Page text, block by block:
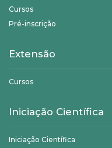
Cursos
Pré-inscrição
Extensão
Cursos
Iniciação Científica
Iniciação Científica